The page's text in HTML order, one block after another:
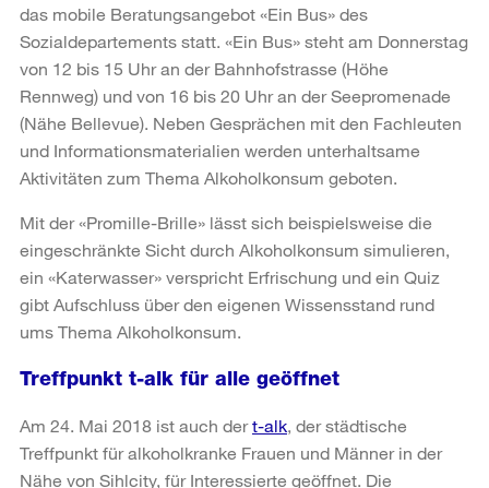
das mobile Beratungsangebot «Ein Bus» des
Sozialdepartements statt. «Ein Bus» steht am Donnerstag
von 12 bis 15 Uhr an der Bahnhofstrasse (Höhe
Rennweg) und von 16 bis 20 Uhr an der Seepromenade
(Nähe Bellevue). Neben Gesprächen mit den Fachleuten
und Informationsmaterialien werden unterhaltsame
Aktivitäten zum Thema Alkoholkonsum geboten.
Mit der «Promille-Brille» lässt sich beispielsweise die
eingeschränkte Sicht durch Alkoholkonsum simulieren,
ein «Katerwasser» verspricht Erfrischung und ein Quiz
gibt Aufschluss über den eigenen Wissensstand rund
ums Thema Alkoholkonsum.
Treffpunkt t-alk für alle geöffnet
Am 24. Mai 2018 ist auch dert-alk , der städtische
Treffpunkt für alkoholkranke Frauen und Männer in der
Nähe von Sihlcity, für Interessierte geöffnet. Die